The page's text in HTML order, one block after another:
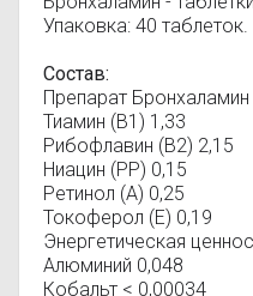
Упаковка: 40 таблеток.
Состав:
Препарат
Тиамин (B1) 1,33
Рибофлавин (В2) 2,15
Ниацин (РР) 0,15
Ретинол (А) 0,25
Токоферол (Е) 0,19
Энергетическая
Алюминий 0,048
Кобальт < 0,00034